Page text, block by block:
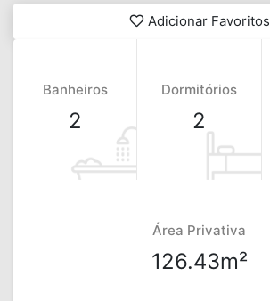
Adicionar Favoritos
Banheiros
2
Dormitórios
2
Área Privativa
126.43m²